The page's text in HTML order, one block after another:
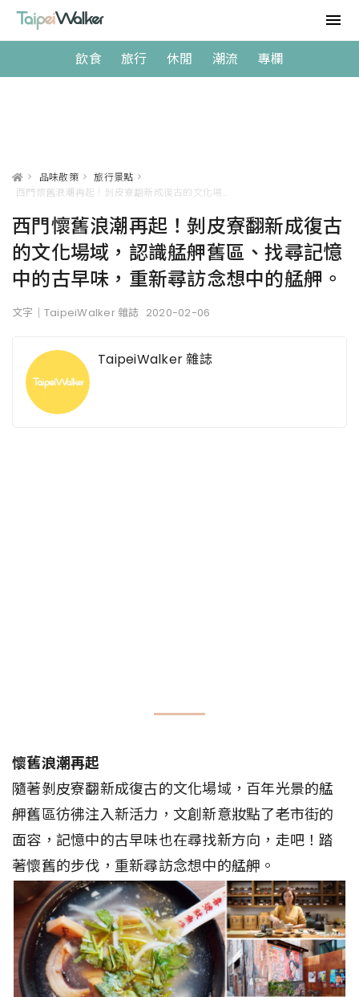
飲食 旅行 休閒 潮流 專欄
> 品味散策 > 旅行景點 >
西門懷舊浪潮再起！剝皮寮翻新成復古
的文化場域，認識艋舺舊區、找尋記憶
中的古早味，重新尋訪念想中的艋舺。
文字｜TaipeiWalker 雜誌 2020-02-06
TaipeiWalker 雜誌
懷舊浪潮再起
隨著剝皮寮翻新成復古的文化場域，百年光景的艋
舺舊區彷彿注入新活力，文創新意妝點了老市街的
面容，記憶中的古早味也在尋找新方向，走吧！踏
著懷舊的步伐，重新尋訪念想中的艋舺。